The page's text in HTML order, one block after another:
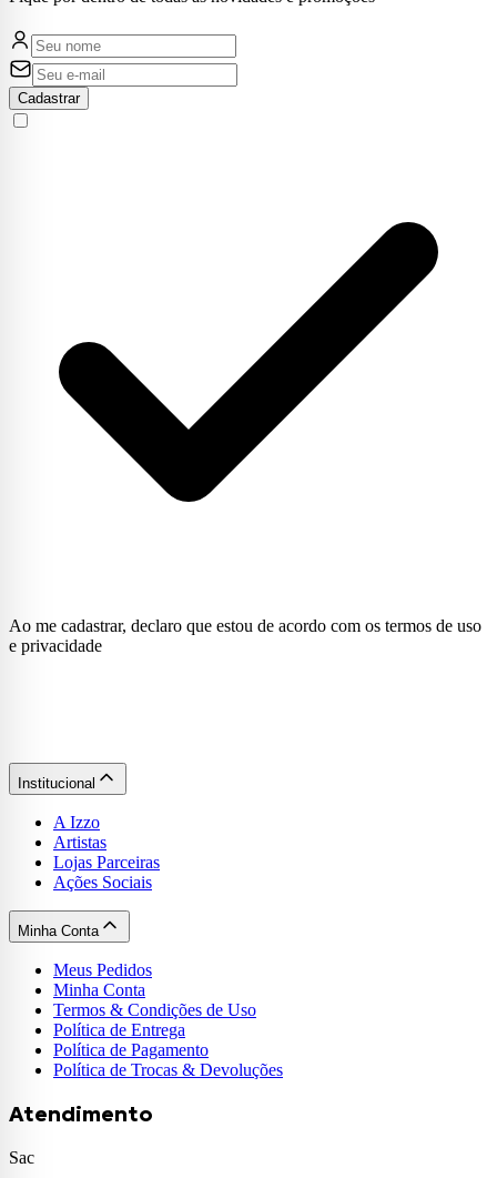
Cadastrar
Ao me cadastrar, declaro que estou de acordo com os termos de uso
e privacidade
Institucional
A Izzo
Artistas
Lojas Parceiras
Ações Sociais
Minha Conta
Meus Pedidos
Minha Conta
Termos & Condições de Uso
Política de Entrega
Política de Pagamento
Política de Trocas & Devoluções
Atendimento
Sac